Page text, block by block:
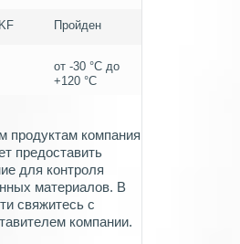
Пройден
от -30 °C до
+120 °C
продуктам компания
предоставить
для контроля
материалов. В
свяжитесь с
компании.